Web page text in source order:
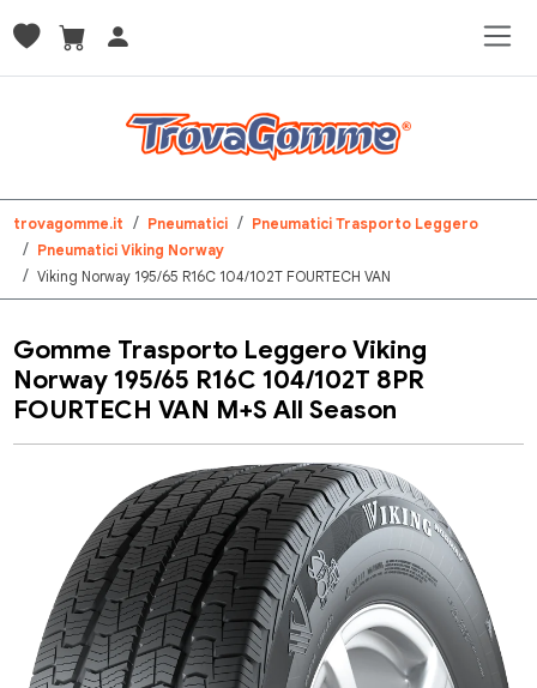
trovagomme.it Pneumatici
Pneumatici Trasporto Leggero
Pneumatici Viking Norway
Viking Norway 195/65 R16C 104/102T FOURTECH VAN
Gomme Trasporto Leggero Viking
Norway 195/65 R16C 104/102T 8PR
FOURTECH VAN M+S All Season